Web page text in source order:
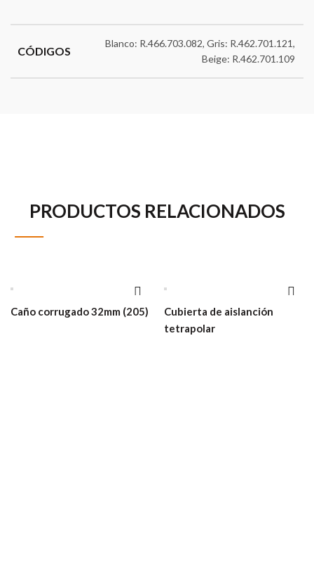
CÓDIGOS
Blanco: R.466.703.082, Gris: R.462.701.121,
Beige: R.462.701.109
PRODUCTOS RELACIONADOS
Caño corrugado 32mm (205)
Cubierta de aislanción
tetrapolar